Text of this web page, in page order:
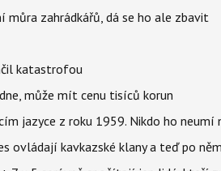
můra zahrádkářů, dá se ho ale zbavit
katastrofou
může mít cenu tisíců korun
jazyce z roku 1959. Nikdo ho neumí
ovládají kavkazské klany a teď po